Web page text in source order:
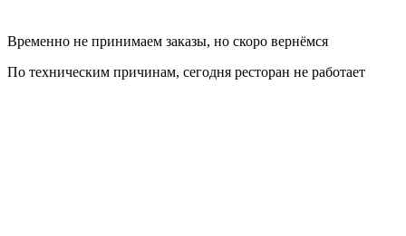
Временно не принимаем заказы, но скоро вернёмся
По техническим причинам, сегодня ресторан не работает